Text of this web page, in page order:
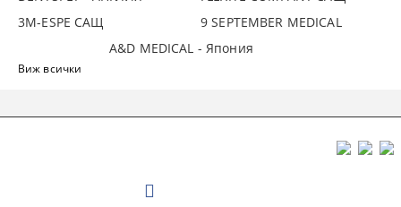
3М-ESPE САЩ
9 SEPTEMBER MEDICAL
A&D MEDICAL - Япония
Виж всички